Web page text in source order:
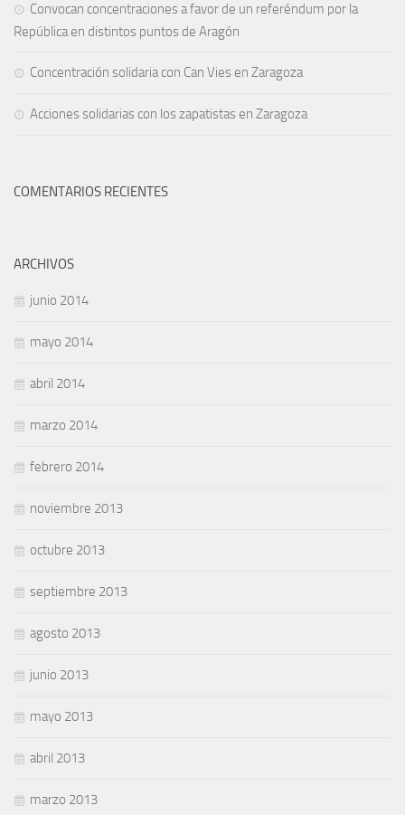
Convocan concentraciones a favor de un referéndum por la
República en distintos puntos de Aragón
Concentración solidaria con Can Vies en Zaragoza
Acciones solidarias con los zapatistas en Zaragoza
COMENTARIOS RECIENTES
ARCHIVOS
junio 2014
mayo 2014
abril 2014
marzo 2014
febrero 2014
noviembre 2013
octubre 2013
septiembre 2013
agosto 2013
junio 2013
mayo 2013
abril 2013
marzo 2013